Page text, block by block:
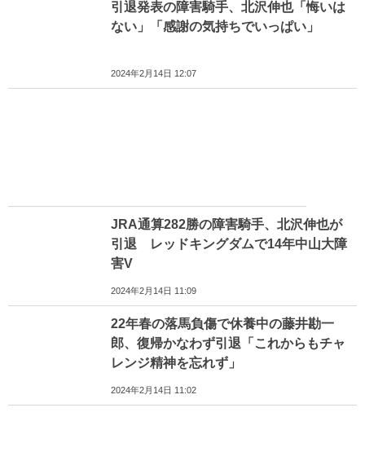
引退発表の障害騎手、北沢伸也「悔いは
ない」「感謝の気持ちでいっぱい」
2024年2月14日 12:07
JRA通算282勝の障害騎手、北沢伸也が
引退 レッドキングダムで14年中山大障
害V
2024年2月14日 11:09
22年春の落馬負傷で休養中の藤井勘一
郎、復帰かなわず引退「これからもチャ
レンジ精神を忘れず」
2024年2月14日 11:02